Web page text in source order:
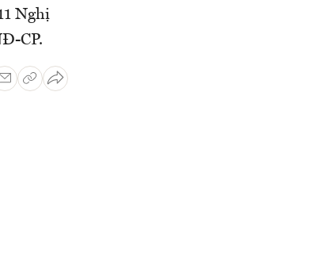
Nghị
CP.